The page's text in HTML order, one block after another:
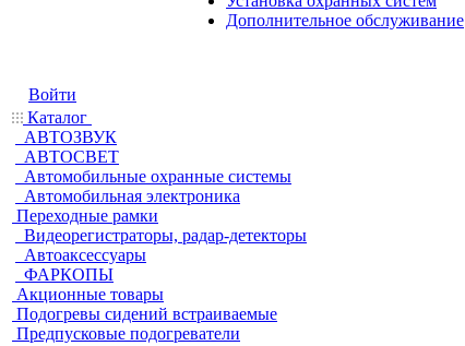
Дополнительное обслуживание
Войти
Каталог
АВТОЗВУК
АВТОСВЕТ
Автомобильные охранные системы
Автомобильная электроника
Переходные рамки
Видеорегистраторы, радар-детекторы
Автоаксессуары
ФАРКОПЫ
Акционные товары
Подогревы сидений встраиваемые
Предпусковые подогреватели